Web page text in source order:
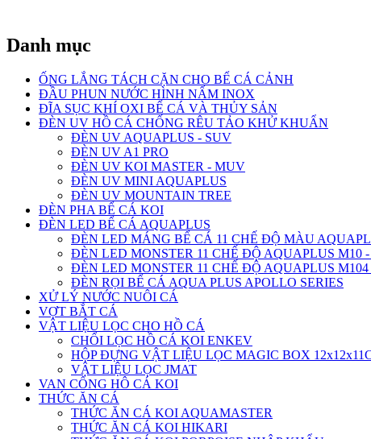
Danh mục
ỐNG LẮNG TÁCH CẶN CHO BỂ CÁ CẢNH
ĐẦU PHUN NƯỚC HÌNH NẤM INOX
ĐĨA SỤC KHÍ OXI BỂ CÁ VÀ THỦY SẢN
ĐÈN UV HỒ CÁ CHỐNG RÊU TẢO KHỬ KHUẨN
ĐÈN UV AQUAPLUS - SUV
ĐÈN UV A1 PRO
ĐÈN UV KOI MASTER - MUV
ĐÈN UV MINI AQUAPLUS
ĐÈN UV MOUNTAIN TREE
ĐÈN PHA BỂ CÁ KOI
ĐÈN LED BỂ CÁ AQUAPLUS
ĐÈN LED MÁNG BỂ CÁ 11 CHẾ ĐỘ MÀU
ĐÈN LED MONSTER 11 CHẾ ĐỘ AQUAPLUS M10
ĐÈN LED MONSTER 11 CHẾ ĐỘ AQUAPLUS
ĐÈN RỌI BỂ CÁ AQUA PLUS APOLLO SERIES
XỬ LÝ NƯỚC NUÔI CÁ
VỢT BẮT CÁ
VẬT LIỆU LỌC CHO HỒ CÁ
CHỔI LỌC HỒ CÁ KOI ENKEV
HỘP ĐỰNG VẬT LIỆU LỌC MAGIC BOX
VẬT LIỆU LỌC JMAT
VAN CỔNG HÔ CÁ KOI
THỨC ĂN CÁ
THỨC ĂN CÁ KOI AQUAMASTER
THỨC ĂN CÁ KOI HIKARI